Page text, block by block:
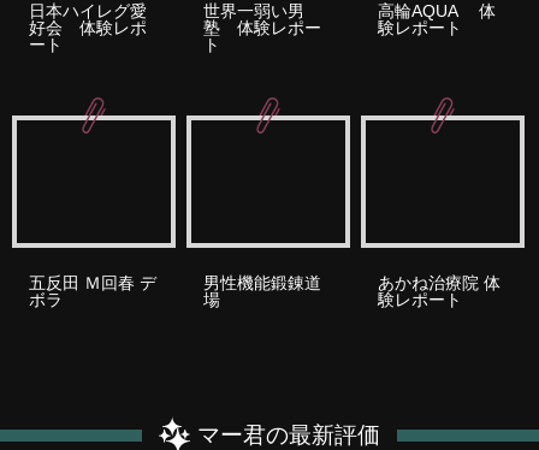
日本ハイレグ愛
好会 体験レポ
ート
世界一弱い男
塾 体験レポー
ト
高輪AQUA 体
験レポート
五反田 Ｍ回春 デ
ボラ
男性機能鍛錬道
場
あかね治療院 体
験レポート
マー君の最新評価